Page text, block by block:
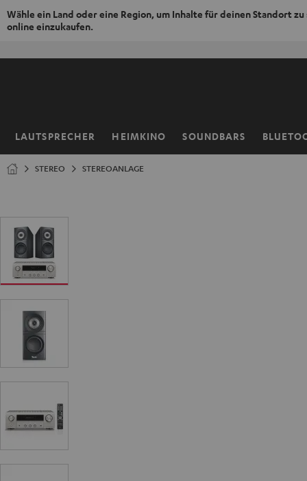
Wähle ein Land oder eine Region, um Inhalte für deinen Standort zu
online einzukaufen.
LAUTSPRECHER HEIMKINO SOUNDBARS
Startseite
STEREO STEREOANLAGE